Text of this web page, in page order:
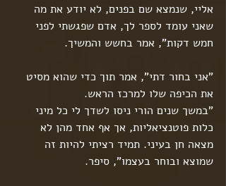
אליי, שנמצא שם בפנים, לא יודע את מה
שאני עומד לספר לך, אדם שפגשתי לפני
חמש דקות", אמר בחשש והמשיך.
"אני בחור דתי", אמר תוך כדי שהוא מסיט
את הכיפה שלו למרכז הראש.
"במשך שנים הורי ניסו לשדך לי כל מיני
כלות פוטנציאליות, אך אף אחד מהן לא
מצאה חן בעיני. תמיד רציתי להיות זה
שמוצא ובוחר בעצמו", סיפר.